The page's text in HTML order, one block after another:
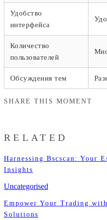
Удобство
интерфейса
Количество
пользователей
Обсуждения тем
SHARE THIS MOMENT
RELATED
Harnessing Bscscan: Your
Insights
Uncategorised
Empower Your Trading
Solutions